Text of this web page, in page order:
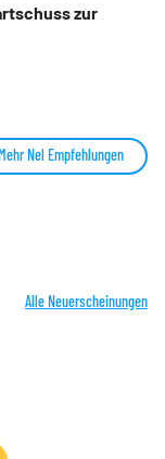
zur
Nel Empfehlungen
Alle Neuerscheinungen